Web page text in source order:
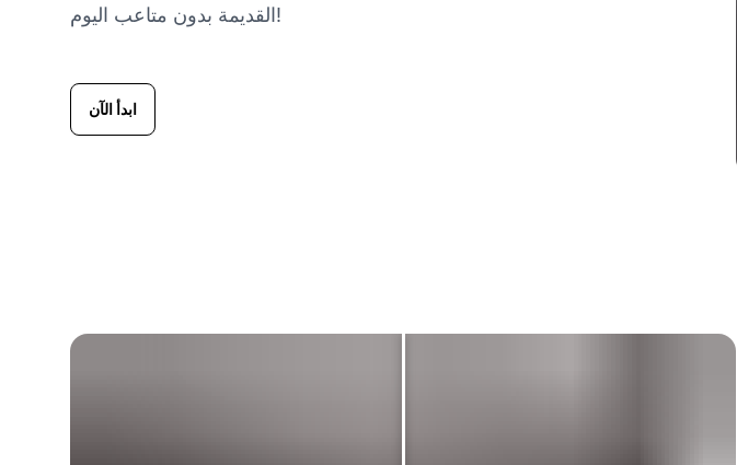
القديمة بدون متاعب اليوم!
ابدأ الآن